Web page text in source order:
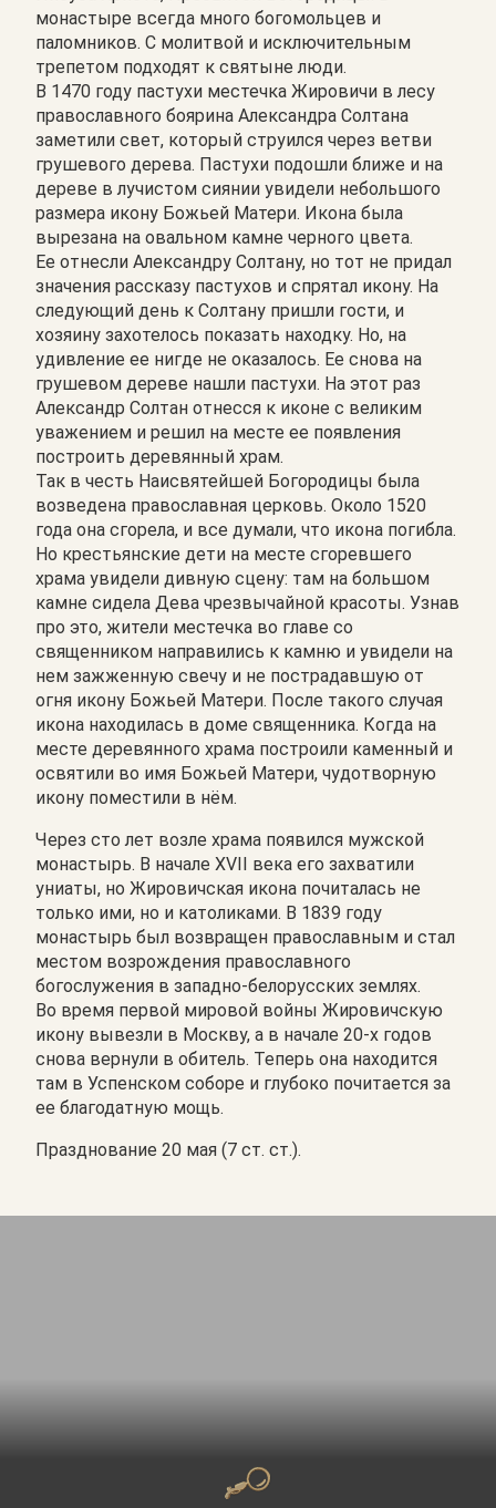
монастыре всегда много богомольцев и
паломников. С молитвой и исключительным
трепетом подходят к святыне люди.
В 1470 году пастухи местечка Жировичи в лесу
православного боярина Александра Солтана
заметили свет, который струился через ветви
грушевого дерева. Пастухи подошли ближе и на
дереве в лучистом сиянии увидели небольшого
размера икону Божьей Матери. Икона была
вырезана на овальном камне черного цвета.
Ее отнесли Александру Солтану, но тот не придал
значения рассказу пастухов и спрятал икону. На
следующий день к Солтану пришли гости, и
хозяину захотелось показать находку. Но, на
удивление ее нигде не оказалось. Ее снова на
грушевом дереве нашли пастухи. На этот раз
Александр Солтан отнесся к иконе с великим
уважением и решил на месте ее появления
построить деревянный храм.
Так в честь Наисвятейшей Богородицы была
возведена православная церковь. Около 1520
года она сгорела, и все думали, что икона погибла.
Но крестьянские дети на месте сгоревшего
храма увидели дивную сцену: там на большом
камне сидела Дева чрезвычайной красоты. Узнав
про это, жители местечка во главе со
священником направились к камню и увидели на
нем зажженную свечу и не пострадавшую от
огня икону Божьей Матери. После такого случая
икона находилась в доме священника. Когда на
месте деревянного храма построили каменный и
освятили во имя Божьей Матери, чудотворную
икону поместили в нём.
Через сто лет возле храма появился мужской
монастырь. В начале XVII века его захватили
униаты, но Жировичская икона почиталась не
только ими, но и католиками. В 1839 году
монастырь был возвращен православным и стал
местом возрождения православного
богослужения в западно-белорусских землях.
Во время первой мировой войны Жировичскую
икону вывезли в Москву, а в начале 20-х годов
снова вернули в обитель. Теперь она находится
там в Успенском соборе и глубоко почитается за
ее благодатную мощь.
Празднование 20 мая (7 ст. ст.).